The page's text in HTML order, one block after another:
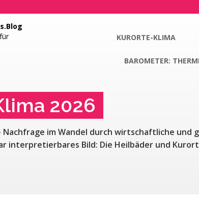
KURORTE-KLIMA
BAROMETER:
2026
Nachfrage im Wandel durch wirtschaftliche
interpretierbares Bild: Die Heilbäder und